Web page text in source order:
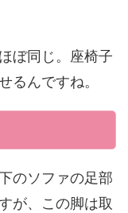
ぼ同じ。座椅子
るんですね。
のソファの足部
が、この脚は取